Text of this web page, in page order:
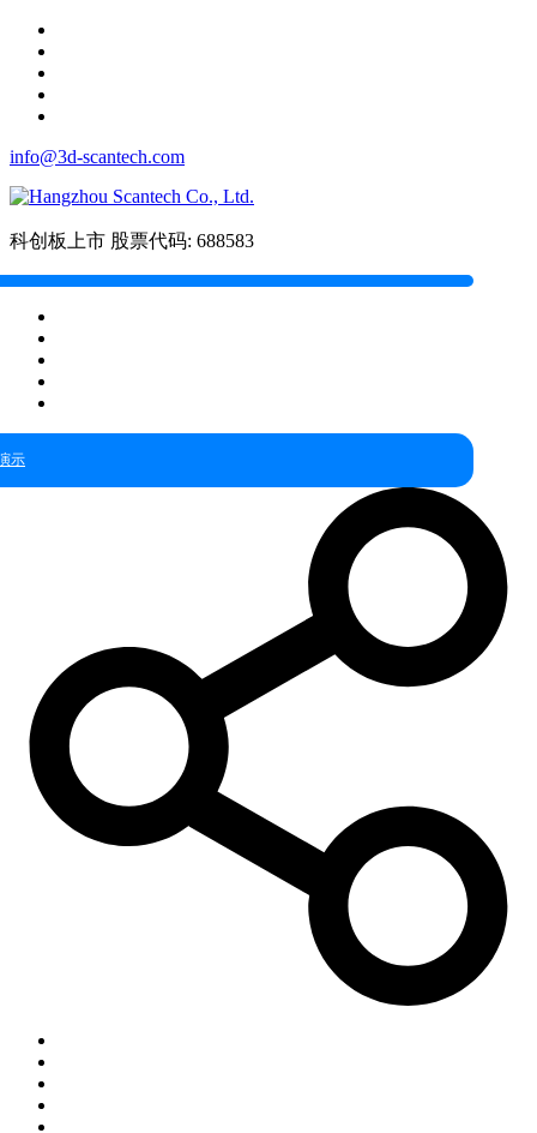
info@3d-scantech.com
科创板上市 股票代码: 688583
示